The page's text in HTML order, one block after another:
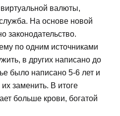
валюты,
На основе новой
законодательство.
по одним источниками
в других написано до
было написано 5-6 лет и
заменить. В итоге
больше крови, богатой